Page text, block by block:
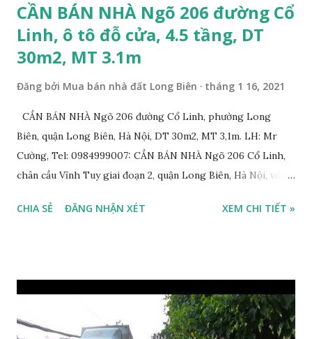
CẦN BÁN NHÀ Ngõ 206 đường Cổ
Linh, ô tô đỗ cửa, 4.5 tầng, DT
30m2, MT 3.1m
Đăng bởi Mua bán nhà đất Long Biên tháng 1 16, 2021
CẦN BÁN NHÀ Ngõ 206 đường Cổ Linh, phường Long
Biên, quận Long Biên, Hà Nội, DT 30m2, MT 3,1m. LH: Mr
Cường, Tel: 0984999007: CẦN BÁN NHÀ Ngõ 206 Cổ Linh,
chân cầu Vĩnh Tuy giai đoạn 2, quận Long Biên, Hà Nội, với
Cổ Linh, ngõ trước nhà rộng 5m, ô tô để trước nhà được; *
lý: sổ đỏ chính chủ; * Giá bán: 3,1 tỷ, có thương lượng với
khách thiện chí mua nhanh trước Tết Âm lịch; Thông tin
tiện ích xung quanh nhà Ngõ 206 đường Cổ Linh cần bán
CHIA SẺ ĐĂNG NHẬN XÉT XEM CHI TIẾT »